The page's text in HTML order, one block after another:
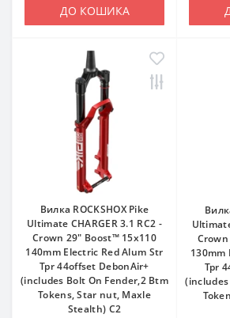
ДО КОШИКА
Вилка ROCKSHOX Pike
Ultimate CHARGER 3.1 RC2 -
Crown 29" Boost™ 15x110
140mm Electric Red Alum Str
Tpr 44offset DebonAir+
(includes Bolt On Fender,2 Btm
Tokens, Star nut, Maxle
Stealth) C2
130mm
Tpr